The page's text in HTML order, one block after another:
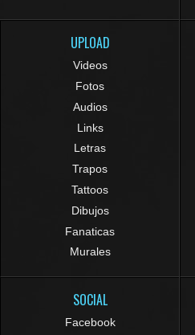
UPLOAD
Videos
Fotos
Audios
Links
Letras
Trapos
Tattoos
Dibujos
Fanaticas
Murales
SOCIAL
Facebook